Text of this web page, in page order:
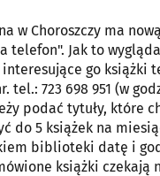
w Choroszczy ma
telefon". Jak to
go książki
tel.: 723 698 951 (w
podać tytuły, które
do 5 książek na
biblioteki datę i
książki czekają